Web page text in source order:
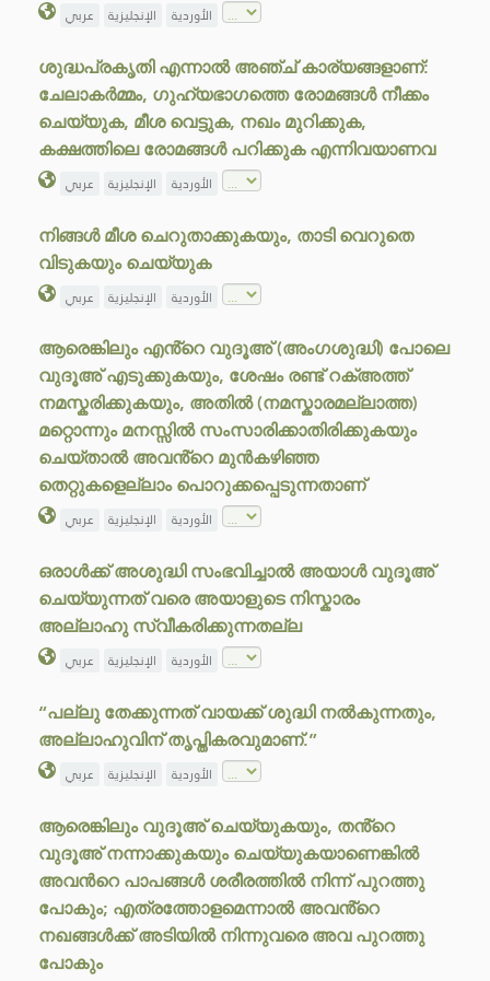
عربي الإنجليزية الأوردية
ശുദ്ധപ്രകൃതി എന്നാൽ അഞ്ച് കാര്യങ്ങളാണ്:
ചേലാകർമ്മം, ഗുഹ്യഭാഗത്തെ രോമങ്ങൾ നീക്കം
ചെയ്യുക, മീശ വെട്ടുക, നഖം മുറിക്കുക,
കക്ഷത്തിലെ രോമങ്ങൾ പറിക്കുക എന്നിവയാണവ
عربي الإنجليزية الأوردية
നിങ്ങൾ മീശ ചെറുതാക്കുകയും, താടി വെറുതെ
വിടുകയും ചെയ്യുക
عربي الإنجليزية الأوردية
ആരെങ്കിലും എൻ്റെ വുദൂഅ് (അംഗശുദ്ധി) പോലെ
വുദൂഅ് എടുക്കുകയും, ശേഷം രണ്ട് റക്അത്ത്
നമസ്കരിക്കുകയും, അതിൽ (നമസ്കാരമല്ലാത്ത)
മറ്റൊന്നും മനസ്സിൽ സംസാരിക്കാതിരിക്കുകയും
ചെയ്താൽ അവൻ്റെ മുൻകഴിഞ്ഞ
തെറ്റുകളെല്ലാം പൊറുക്കപ്പെടുന്നതാണ്
عربي الإنجليزية الأوردية
ഒരാൾക്ക് അശുദ്ധി സംഭവിച്ചാൽ അയാൾ വുദൂഅ്
ചെയ്യുന്നത് വരെ അയാളുടെ നിസ്കാരം
അല്ലാഹു സ്വീകരിക്കുന്നതല്ല
عربي الإنجليزية الأوردية
“പല്ലു തേക്കുന്നത് വായക്ക് ശുദ്ധി നൽകുന്നതും,
അല്ലാഹുവിന് തൃപ്തികരവുമാണ്.”
عربي الإنجليزية الأوردية
ആരെങ്കിലും വുദൂഅ് ചെയ്യുകയും, തൻ്റെ
വുദൂഅ് നന്നാക്കുകയും ചെയ്യുകയാണെങ്കിൽ
അവൻറെ പാപങ്ങൾ ശരീരത്തിൽ നിന്ന് പുറത്തു
പോകും; എത്രത്തോളമെന്നാൽ അവൻ്റെ
നഖങ്ങൾക്ക് അടിയിൽ നിന്നുവരെ അവ പുറത്തു
പോകും